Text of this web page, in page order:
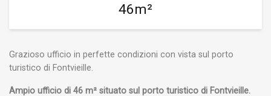
46m²
Grazioso ufficio in perfette condizioni con vista sul porto
turistico di Fontvieille.
Ampio ufficio di 46 m² situato sul porto turistico di Fontvieille.